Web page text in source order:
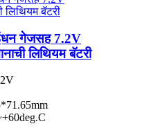
इंधन गेजसह 7.2V
लिथियम बॅटरी